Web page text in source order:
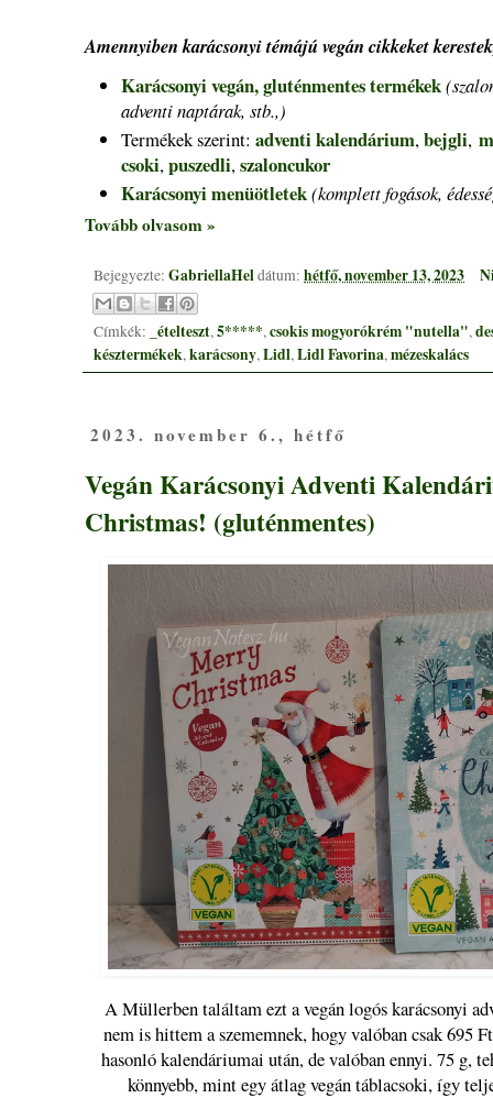
Amennyiben karácsonyi témájú vegán cikkeket
Karácsonyi vegán, gluténmentes termékek
adventi naptárak, stb.,)
Termékek szerint: adventi kalendárium,bejgli,
csoki,puszedli,szaloncukor
Karácsonyi menüötletek(komplett fogások,
Tovább olvasom »
Bejegyezte: GabriellaHeldátum: hétfő, november 13, 2023
Címkék: _ételteszt,5*****,csokis mogyorókrém "nutella",
késztermékek,karácsony,Lidl,Lidl Favorina,mézeskalács
2023. november 6., hétfő
Vegán Karácsonyi Adventi
Christmas! (gluténmentes)
A Müllerben találtam ezt a vegán logós karácsonyi
nem is hittem a szememnek, hogy valóban csak 695
hasonló kalendáriumai után, de valóban ennyi. 75 g,
könnyebb, mint egy átlag vegán táblacsoki, így